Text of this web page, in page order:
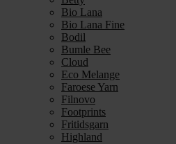
Bio Lana
Bio Lana Fine
Bodil
Bumle Bee
Cloud
Eco Melange
Faroese Yarn
Filnovo
Footprints
Fritidsgarn
Highland